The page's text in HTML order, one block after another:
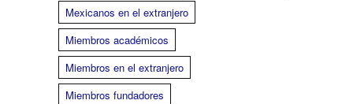
Mexicanos en el extranjero
Miembros académicos
Miembros en el extranjero
Miembros fundadores